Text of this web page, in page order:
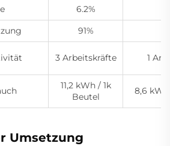
6.2%
91%
3 Arbeitskräfte 1
11,2 kWh / 1k
Beutel
8,6
Umsetzung